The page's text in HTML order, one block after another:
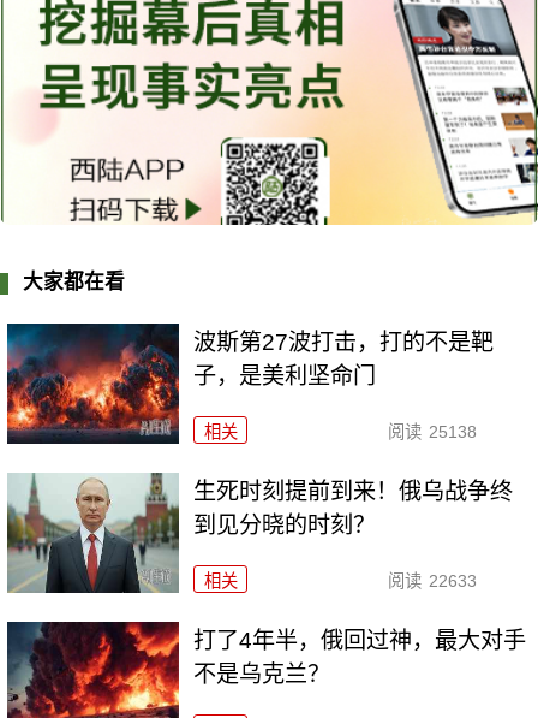
大家都在看
波斯第27波打击，打的不是靶
子，是美利坚命门
相关 阅读 25138
生死时刻提前到来！俄乌战争终
到见分晓的时刻？
相关 阅读 22633
打了4年半，俄回过神，最大对手
不是乌克兰？